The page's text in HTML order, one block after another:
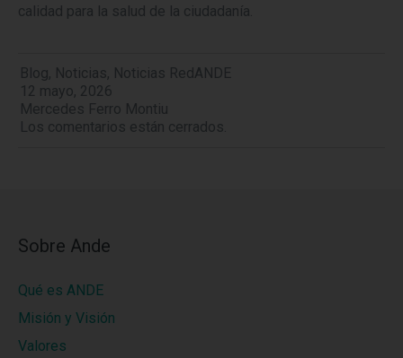
calidad para la salud de la ciudadanía.
Blog, Noticias, Noticias RedANDE
12 mayo, 2026
Mercedes Ferro Montiu
Los comentarios están cerrados.
Sobre Ande
Qué es ANDE
Misión y Visión
Valores